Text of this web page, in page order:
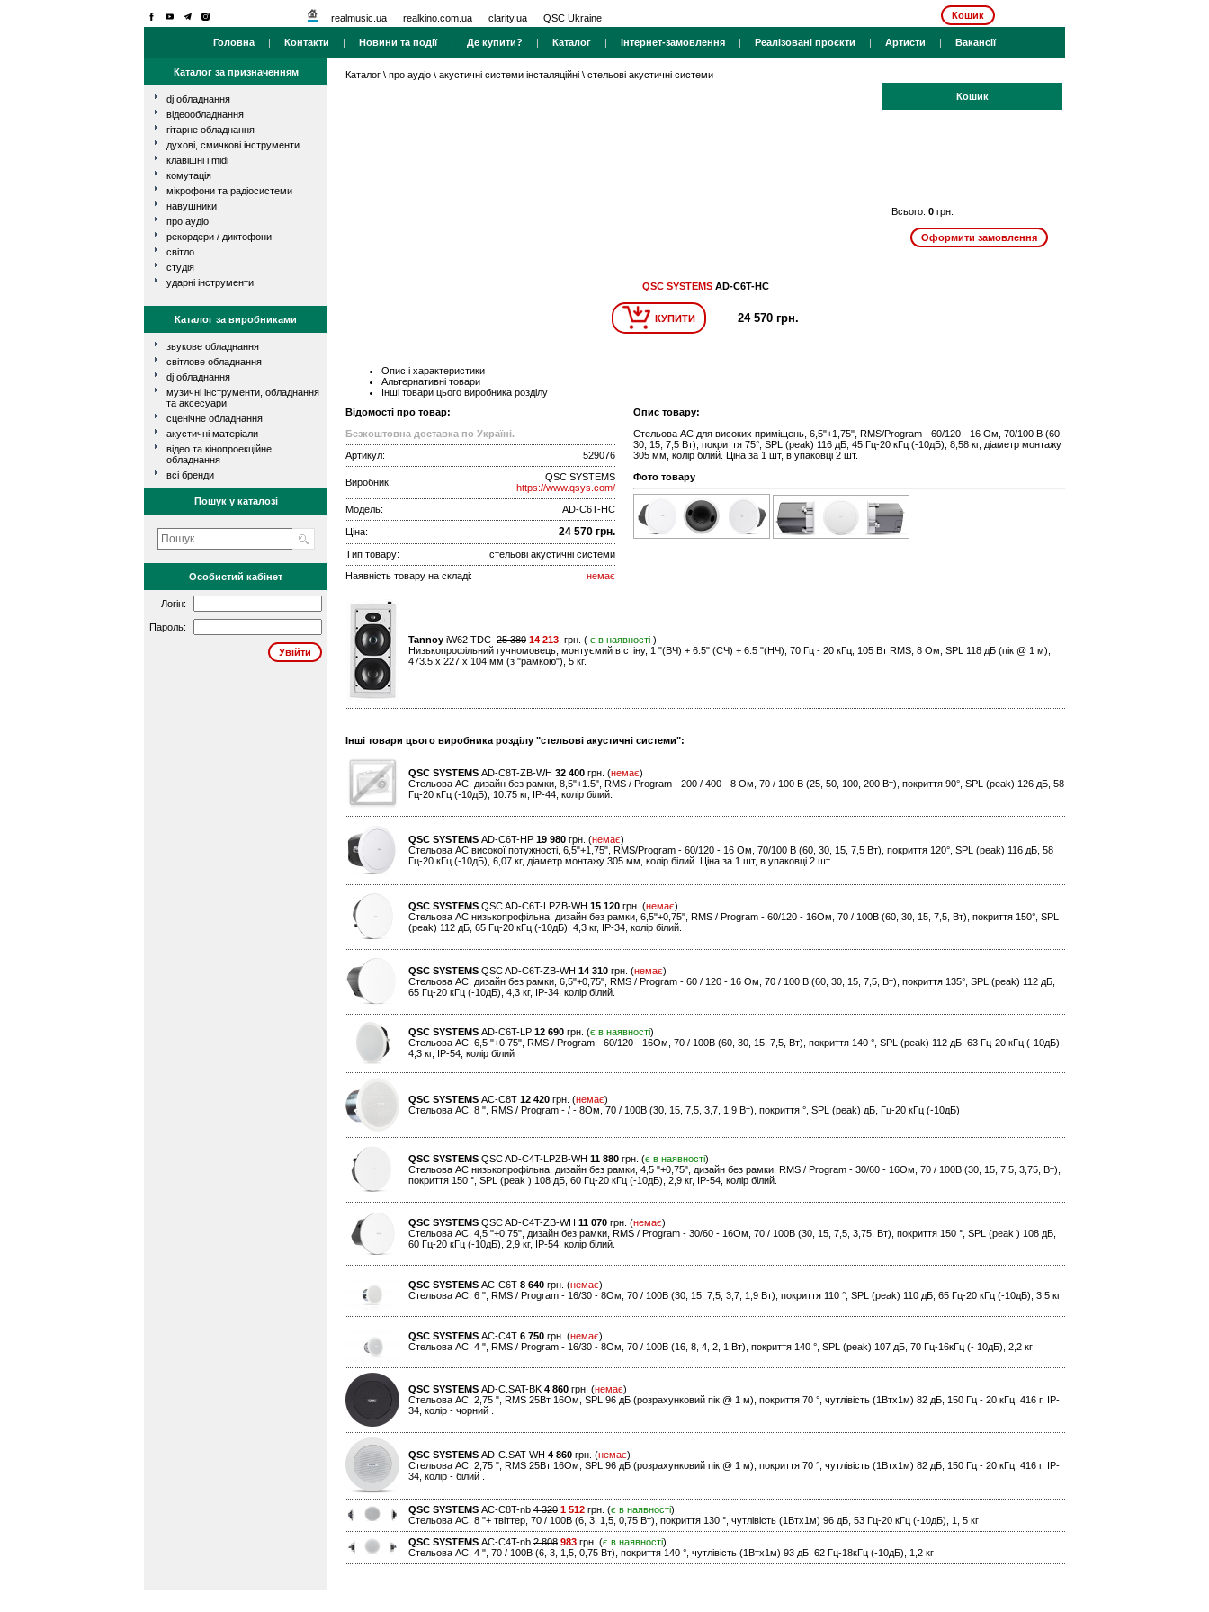
realmusic.ua realkino.com.ua clarity.ua QSC Ukraine Кошик
Головна | Контакти | Новини та події| Де купити? | Каталог | Інтернет-замовлення | Реалізовані проєкти | Артисти | Вакансії
Каталог за призначенням
dj обладнання
відеообладнання
гітарне обладнання
духові, смичкові інструменти
клавішні і midi
комутація
мікрофони та радіосистеми
навушники
про аудіо
рекордери / диктофони
світло
студія
ударні інструменти
Каталог за виробниками
звукове обладнання
світлове обладнання
dj обладнання
музичні інструменти, обладнання
та аксесуари
сценічне обладнання
акустичні матеріали
відео та кінопроекційне
обладнання
всі бренди
Пошук у каталозі
Особистий кабінет
Логін:
Пароль:
Каталог \ про аудіо \ акустичні системи інсталяційні \ стельові акустичні системи
Кошик
Всього: 0 грн.
QSC SYSTEMSAD-C6T-HC
КУПИТИ 24 570 грн.
Опис і характеристики
Альтернативні товари
Інші товари цього виробника розділу
Відомості про товар:
Безкоштовна доставка по Україні.
Артикул:
529076
Виробник:
QSC SYSTEMS
https://www.qsys.com/
Модель:
AD-C6T-HC
Ціна: 24 570 грн.
Тип товару:
стельові акустичні системи
Наявність товару на складі:
немає
Опис товару:
Стельова АС для високих приміщень, 6,5"+1,75", RMS/Program - 60/120 - 16 Ом, 70/100 В (60,
30, 15, 7,5 Вт), покриття 75°, SPL (peak) 116 дБ, 45 Гц-20 кГц (-10дБ), 8,58 кг, діаметр монтажу
305 мм, колір білий. Ціна за 1 шт, в упаковці 2 шт.
Фото товару
Tannoy iW62 TDC 25 380 14 213 грн. ( є в наявності )
Низькопрофільний гучномовець, монтуємий в стіну, 1 "(ВЧ) + 6.5" (СЧ) + 6.5 "(НЧ), 70 Гц - 20 кГц, 105 Вт RMS, 8 Ом, SPL 118 дБ (пік @ 1 м),
473.5 x 227 x 104 мм (з "рамкою"), 5 кг.
Інші товари цього виробника розділу "стельові акустичні системи":
QSC SYSTEMS AD-C8T-ZB-WH 32 400 грн. (немає)
Стельова АС, дизайн без рамки, 8,5"+1.5", RMS / Program - 200 / 400 - 8 Ом, 70 / 100 В (25, 50, 100, 200 Вт), покриття 90°, SPL (peak) 126 дБ, 58
Гц-20 кГц (-10дБ), 10.75 кг, IP-44, колір білий.
QSC SYSTEMS AD-C6T-HP 19 980 грн. (немає)
Стельова АС високої потужності, 6,5"+1,75", RMS/Program - 60/120 - 16 Ом, 70/100 В (60, 30, 15, 7,5 Вт), покриття 120°, SPL (peak) 116 дБ, 58
Гц-20 кГц (-10дБ), 6,07 кг, діаметр монтажу 305 мм, колір білий. Ціна за 1 шт, в упаковці 2 шт.
QSC SYSTEMS QSC AD-C6T-LPZB-WH 15 120 грн. (немає)
Стельова АС низькопрофільна, дизайн без рамки, 6,5"+0,75", RMS / Program - 60/120 - 16Ом, 70 / 100В (60, 30, 15, 7,5, Вт), покриття 150°, SPL
(peak) 112 дБ, 65 Гц-20 кГц (-10дБ), 4,3 кг, IP-34, колір білий.
QSC SYSTEMS QSC AD-C6T-ZB-WH 14 310 грн. (немає)
Стельова АС, дизайн без рамки, 6,5"+0,75", RMS / Program - 60 / 120 - 16 Ом, 70 / 100 В (60, 30, 15, 7,5, Вт), покриття 135°, SPL (peak) 112 дБ,
65 Гц-20 кГц (-10дБ), 4,3 кг, IP-34, колір білий.
QSC SYSTEMS AD-C6T-LP 12 690 грн. (є в наявності)
Стельова АС, 6,5 "+0,75", RMS / Program - 60/120 - 16Ом, 70 / 100В (60, 30, 15, 7,5, Вт), покриття 140 °, SPL (peak) 112 дБ, 63 Гц-20 кГц (-10дБ),
4,3 кг, IP-54, колір білий
QSC SYSTEMS AC-C8T 12 420 грн. (немає)
Стельова АС, 8 ", RMS / Program - / - 8Ом, 70 / 100В (30, 15, 7,5, 3,7, 1,9 Вт), покриття °, SPL (peak) дБ, Гц-20 кГц (-10дБ)
QSC SYSTEMS QSC AD-C4T-LPZB-WH 11 880 грн. (є в наявності)
Стельова АС низькопрофільна, дизайн без рамки, 4,5 "+0,75", дизайн без рамки, RMS / Program - 30/60 - 16Ом, 70 / 100В (30, 15, 7,5, 3,75, Вт),
покриття 150 °, SPL (peak ) 108 дБ, 60 Гц-20 кГц (-10дБ), 2,9 кг, IP-54, колір білий.
QSC SYSTEMS QSC AD-C4T-ZB-WH 11 070 грн. (немає)
Стельова АС, 4,5 "+0,75", дизайн без рамки, RMS / Program - 30/60 - 16Ом, 70 / 100В (30, 15, 7,5, 3,75, Вт), покриття 150 °, SPL (peak ) 108 дБ,
60 Гц-20 кГц (-10дБ), 2,9 кг, IP-54, колір білий.
QSC SYSTEMS AC-C6T 8 640 грн. (немає)
Стельова АС, 6 ", RMS / Program - 16/30 - 8Ом, 70 / 100В (30, 15, 7,5, 3,7, 1,9 Вт), покриття 110 °, SPL (peak) 110 дБ, 65 Гц-20 кГц (-10дБ), 3,5 кг
QSC SYSTEMS AC-C4T 6 750 грн. (немає)
Стельова АС, 4 ", RMS / Program - 16/30 - 8Ом, 70 / 100В (16, 8, 4, 2, 1 Вт), покриття 140 °, SPL (peak) 107 дБ, 70 Гц-16кГц (- 10дБ), 2,2 кг
QSC SYSTEMS AD-C.SAT-BK 4 860 грн. (немає)
Стельова АС, 2,75 ", RMS 25Вт 16Ом, SPL 96 дБ (розрахунковий пік @ 1 м), покриття 70 °, чутлівість (1Втх1м) 82 дБ, 150 Гц - 20 кГц, 416 г, IP-
34, колір - чорний .
QSC SYSTEMS AD-C.SAT-WH 4 860 грн. (немає)
Стельова АС, 2,75 ", RMS 25Вт 16Ом, SPL 96 дБ (розрахунковий пік @ 1 м), покриття 70 °, чутлівість (1Втх1м) 82 дБ, 150 Гц - 20 кГц, 416 г, IP-
34, колір - білий .
QSC SYSTEMS AC-C8T-nb 4 320 1 512 грн. (є в наявності)
Стельова АС, 8 "+ твіттер, 70 / 100В (6, 3, 1,5, 0,75 Вт), покриття 130 °, чутлівість (1Втх1м) 96 дБ, 53 Гц-20 кГц (-10дБ), 1, 5 кг
QSC SYSTEMS AC-C4T-nb 2 808 983 грн. (є в наявності)
Стельова АС, 4 ", 70 / 100В (6, 3, 1,5, 0,75 Вт), покриття 140 °, чутлівість (1Втх1м) 93 дБ, 62 Гц-18кГц (-10дБ), 1,2 кг